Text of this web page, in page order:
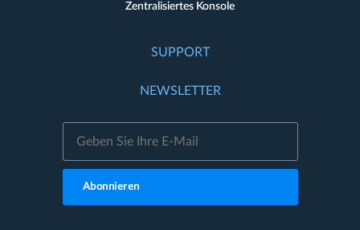
Zentralisiertes Konsole
SUPPORT
NEWSLETTER
Abonnieren